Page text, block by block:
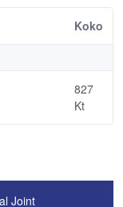
Koko
827
Kt
Joint